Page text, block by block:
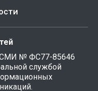
СМИ № ФС77-85646
службой